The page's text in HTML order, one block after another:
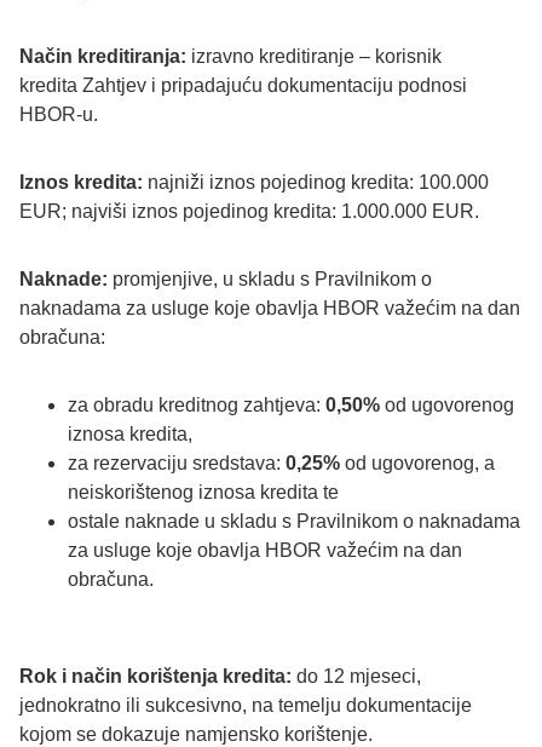
Način kreditiranja: izravno kreditiranje – korisnik
kredita Zahtjev i pripadajuću dokumentaciju podnosi
HBOR-u.
Iznos kredita: najniži iznos pojedinog kredita: 100.000
EUR; najviši iznos pojedinog kredita: 1.000.000 EUR.
Naknade: promjenjive, u skladu s Pravilnikom o
naknadama za usluge koje obavlja HBOR važećim na dan
obračuna:
za obradu kreditnog zahtjeva: 0,50% od ugovorenog
iznosa kredita,
za rezervaciju sredstava: 0,25% od ugovorenog, a
neiskorištenog iznosa kredita te
ostale naknade u skladu s Pravilnikom o naknadama
za usluge koje obavlja HBOR važećim na dan
obračuna.
Rok i način korištenja kredita: do 12 mjeseci,
jednokratno ili sukcesivno, na temelju dokumentacije
kojom se dokazuje namjensko korištenje.